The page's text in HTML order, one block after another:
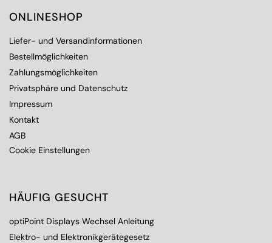
ONLINESHOP
Liefer- und Versandinformationen
Bestellmöglichkeiten
Zahlungsmöglichkeiten
Privatsphäre und Datenschutz
Impressum
Kontakt
AGB
Cookie Einstellungen
HÄUFIG GESUCHT
optiPoint Displays Wechsel Anleitung
Elektro- und Elektronikgerätegesetz